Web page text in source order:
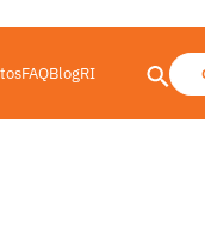
FAQBlogRI